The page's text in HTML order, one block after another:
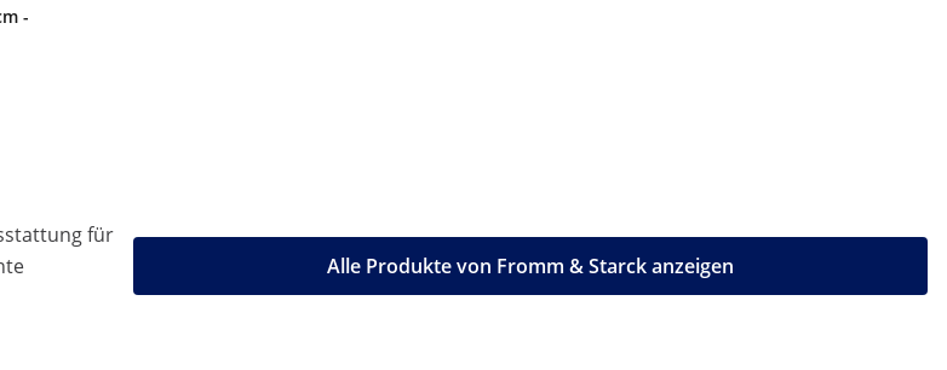
-
für
Alle Produkte von Fromm & Starck anzeigen